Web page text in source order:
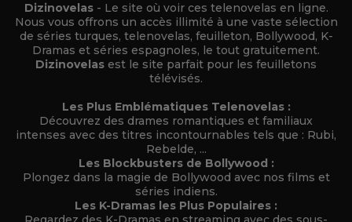
Dizinovelas - Le site où voir ces telenovelas en ligne.
Nous vous offrons un accès illimité à une vaste sélection
de séries turques, telenovelas, feuilleton, Bollywood, K-
Dramas et séries espagnoles, le tout gratuitement.
Dizinovelas est le site parfait pour les feuilletons
télévisés.
Les Plus Emblématiques Telenovelas :
Découvrez des drames romantiques et familiaux
intenses avec des titres incontournables tels que : Rubi,
Rebelde, ...
Les Blockbusters de Bollywood :
Plongez dans la magie de Bollywood avec nos films et
séries indiens.
Les K-Dramas les Plus Populaires :